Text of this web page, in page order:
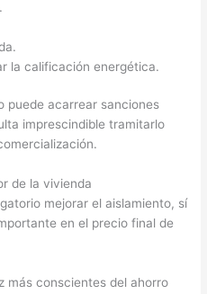
la calificación energética.
puede acarrear sanciones
imprescindible tramitarlo
de la vivienda
mejorar el aislamiento, sí
en el precio final de
más conscientes del ahorro